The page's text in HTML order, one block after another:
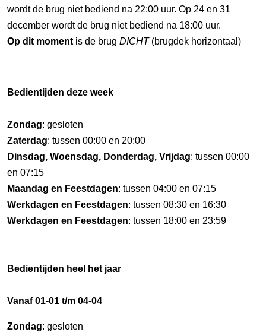
wordt de brug niet bediend na 22:00 uur. Op 24 en 31
december wordt de brug niet bediend na 18:00 uur.
Op dit moment is de brug DICHT(brugdek horizontaal)
Bedientijden deze week
Zondag: gesloten
Zaterdag: tussen 00:00 en 20:00
Dinsdag, Woensdag, Donderdag, Vrijdag: tussen 00:00
en 07:15
Maandag en Feestdagen: tussen 04:00 en 07:15
Werkdagen en Feestdagen: tussen 08:30 en 16:30
Werkdagen en Feestdagen: tussen 18:00 en 23:59
Bedientijden heel het jaar
Vanaf 01-01 t/m 04-04
Zondag: gesloten